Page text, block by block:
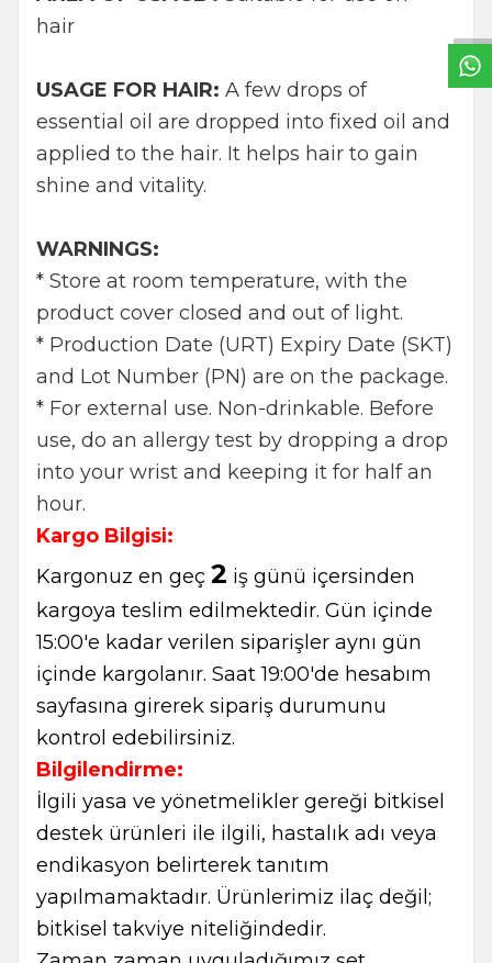
hair
USAGE FOR HAIR: A few drops of
essential oil are dropped into fixed oil and
applied to the hair. It helps hair to gain
shine and vitality.
WARNINGS:
* Store at room temperature, with the
product cover closed and out of light.
* Production Date (URT) Expiry Date (SKT)
and Lot Number (PN) are on the package.
* For external use. Non-drinkable. Before
use, do an allergy test by dropping a drop
into your wrist and keeping it for half an
hour.
Kargo Bilgisi:
Kargonuz en geç 2 iş günü içersinden
kargoya teslim edilmektedir. Gün içinde
15:00'e kadar verilen siparişler aynı gün
içinde kargolanır. Saat 19:00'de hesabım
sayfasına girerek sipariş durumunu
kontrol edebilirsiniz.
Bilgilendirme:
İlgili yasa ve yönetmelikler gereği bitkisel
destek ürünleri ile ilgili, hastalık adı veya
endikasyon belirterek tanıtım
yapılmamaktadır. Ürünlerimiz ilaç değil;
bitkisel takviye niteliğindedir.